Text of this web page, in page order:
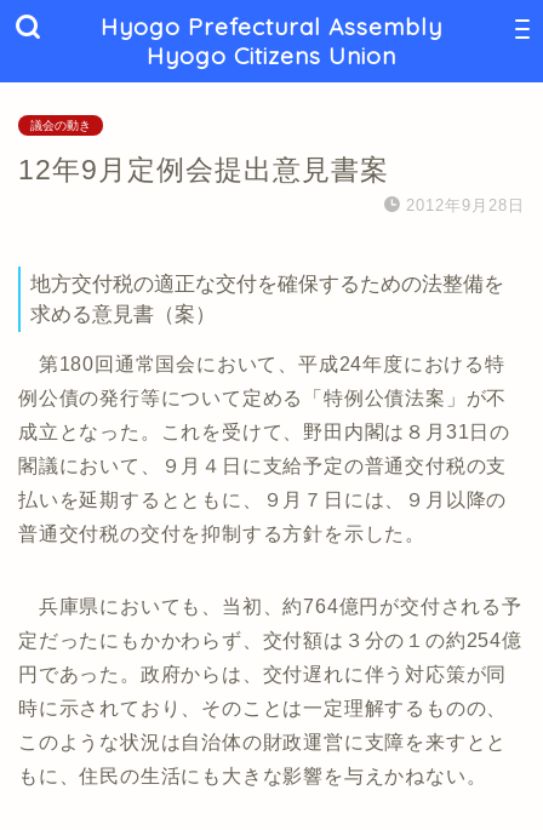
Hyogo Prefectural Assembly
Hyogo Citizens Union
議会の動き
12年9月定例会提出意見書案
2012年9月28日
地方交付税の適正な交付を確保するための法整備を
求める意見書（案）
第180回通常国会において、平成24年度における特
例公債の発行等について定める「特例公債法案」が不
成立となった。これを受けて、野田内閣は８月31日の
閣議において、９月４日に支給予定の普通交付税の支
払いを延期するとともに、９月７日には、９月以降の
普通交付税の交付を抑制する方針を示した。
兵庫県においても、当初、約764億円が交付される予
定だったにもかかわらず、交付額は３分の１の約254億
円であった。政府からは、交付遅れに伴う対応策が同
時に示されており、そのことは一定理解するものの、
このような状況は自治体の財政運営に支障を来すとと
もに、住民の生活にも大きな影響を与えかねない。